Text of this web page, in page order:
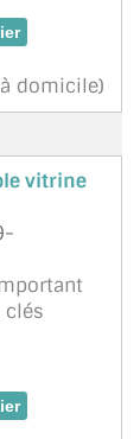
domicile)
vitrine
clés